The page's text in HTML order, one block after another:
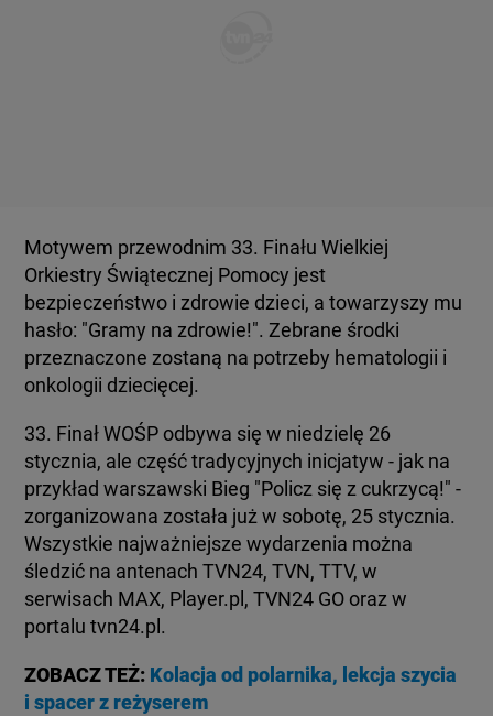
Motywem przewodnim 33. Finału Wielkiej
Orkiestry Świątecznej Pomocy jest
bezpieczeństwo i zdrowie dzieci, a towarzyszy mu
hasło: "Gramy na zdrowie!". Zebrane środki
przeznaczone zostaną na potrzeby hematologii i
33. Finał WOŚP odbywa się w niedzielę 26
stycznia, ale część tradycyjnych inicjatyw - jak na
przykład warszawski Bieg "Policz się z cukrzycą!" -
zorganizowana została już w sobotę, 25 stycznia.
Wszystkie najważniejsze wydarzenia można
śledzić na antenach TVN24, TVN, TTV, w
serwisach MAX, Player.pl, TVN24 GO oraz w
portalu tvn24.pl.
ZOBACZ TEŻ: Kolacja od polarnika, lekcja szycia
i spacer z reżyserem